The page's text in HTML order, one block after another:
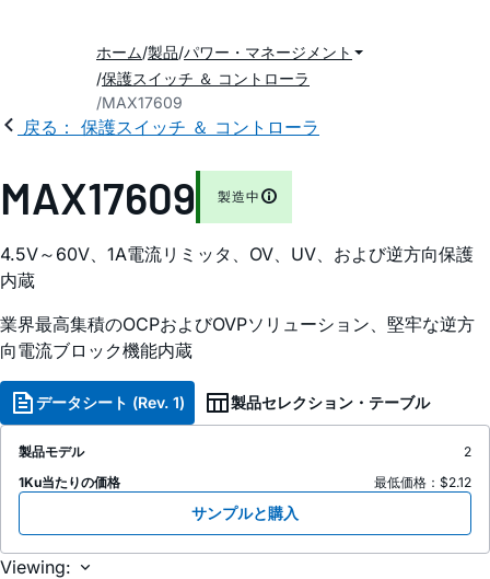
ホーム 製品 パワー・マネージメント
保護スイッチ ＆ コントローラ
MAX17609
戻る： 保護スイッチ ＆ コントローラ
MAX17609 製造中
4.5V～60V、1A電流リミッタ、OV、UV、および逆方向保護
内蔵
業界最高集積のOCPおよびOVPソリューション、堅牢な逆方
向電流ブロック機能内蔵
データシート (Rev. 1) 製品セレクション・テーブル
製品モデル
2
1Ku当たりの価格
最低価格：$2.12
サンプルと購入
Viewing: